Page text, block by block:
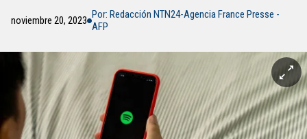
noviembre 20, 2023 Por: Redacción NTN24-Agencia France Presse -
AFP